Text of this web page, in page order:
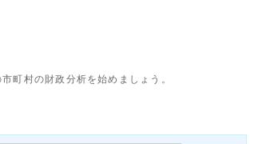
町村の財政分析を始めましょう。